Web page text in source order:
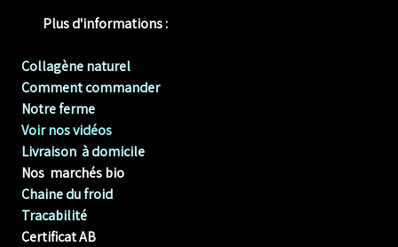
Plus d'informations :
Collagène naturel
Comment commander
Notre ferme
Voir nos vidéos
Livraison à domicile
Nos marchés bio
Chaine du froid
Tracabilité
Certificat AB